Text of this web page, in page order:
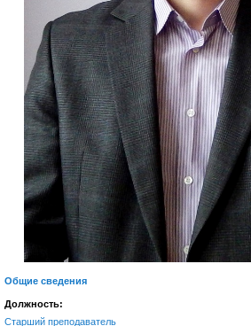
Общие сведения
Должность:
Старший преподаватель